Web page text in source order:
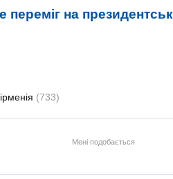
переміг на
(733)
Мені подобається